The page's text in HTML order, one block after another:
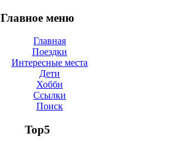
Главное меню
Главная
Поездки
Интересные места
Дети
Хобби
Ссылки
Поиск
Top5